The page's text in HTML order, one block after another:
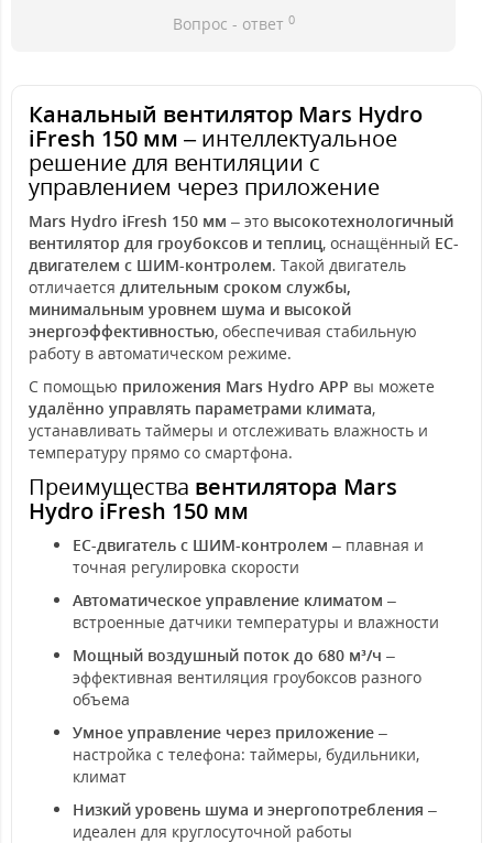
Вопрос - ответ 0
Канальный вентилятор Mars Hydro
iFresh 150 мм – интеллектуальное
решение для вентиляции с
управлением через приложение
Mars Hydro iFresh 150 мм – это высокотехнологичный
вентилятор для гроубоксов и теплиц, оснащённый EC-
двигателем с ШИМ-контролем. Такой двигатель
отличается длительным сроком службы,
минимальным уровнем шума и высокой
энергоэффективностью, обеспечивая стабильную
работу в автоматическом режиме.
С помощью приложения Mars Hydro APP вы можете
удалённо управлять параметрами климата,
устанавливать таймеры и отслеживать влажность и
температуру прямо со смартфона.
Преимущества вентилятора Mars
Hydro iFresh 150 мм
EC-двигатель с ШИМ-контролем – плавная и
точная регулировка скорости
Автоматическое управление климатом –
встроенные датчики температуры и влажности
Мощный воздушный поток до 680 м³/ч –
эффективная вентиляция гроубоксов разного
объема
Умное управление через приложение –
настройка с телефона: таймеры, будильники,
климат
Низкий уровень шума и энергопотребления –
идеален для круглосуточной работы